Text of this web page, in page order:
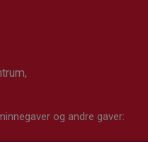
og andre gaver: